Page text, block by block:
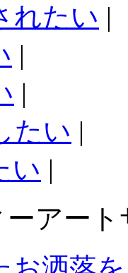
れたい |
|
|
たい |
い |
アート